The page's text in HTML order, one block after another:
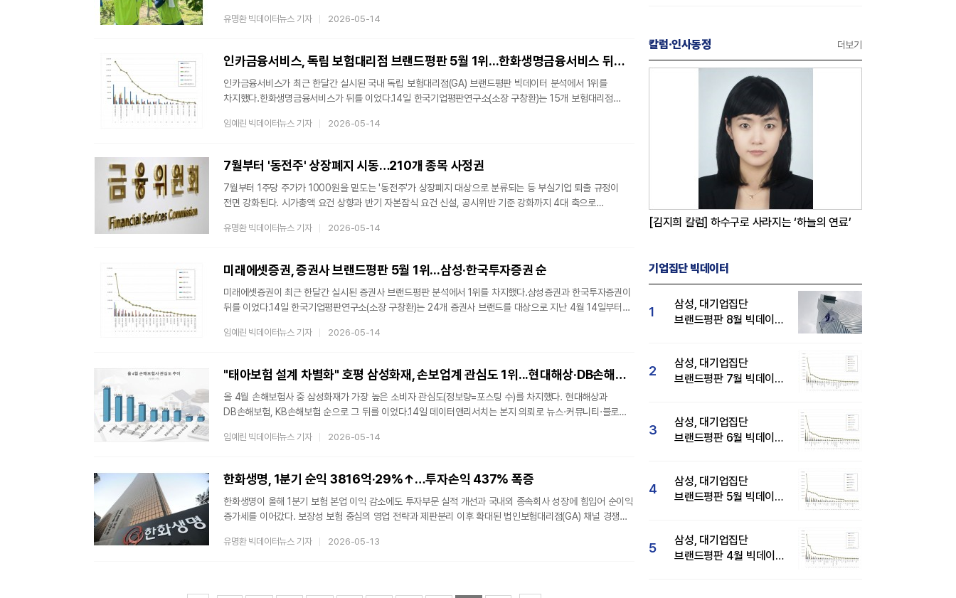
부문 부사장과 NH농협금융지주·계열사 리스크관리 부문 임직원 40여명이 남양주시 와부읍 배 재배 농가에서
직접 대응 차원에서 마련됐다. 고령화 심화와 농자재 물가 상승으로 인력 확보와 비용 부담 모두에 어
유명환 빅데이터뉴스 기자 2026-05-14
인카금융서비스, 독립 보험대리점 브랜드평판 5월 1위...한화생명금융서비스 뒤이어
인카금융서비스가 최근 한달간 실시된 국내 독립 보험대리점(GA) 브랜드평판 빅데이터 분석에서 1위를
차지했다.한화생명금융서비스가 뒤를 이었다.14일 한국기업평판연구소(소장 구창환)는 15개 보험대리점
인카금융서비스가 브랜드평판지수 1,501,143을 기록하며 5월 1위에 올랐다고 밝혔다. 분석에 활용된
브랜드평판 순위는 인카금융서비스, 한화생명금융서비스, 에이플러스에셋, 굿리치, 프라임에셋, 피플라이프,
글로벌금융판매, 한
임예린 빅데이터뉴스 기자 2026-05-14
7월부터 '동전주' 상장폐지 시동…210개 종목 사정권
7월부터 1주당 주가가 1000원을 밑도는 '동전주'가 상장폐지 대상으로 분류되는 등 부실기업 퇴출 규정이
전면 강화된다. 시가총액 요건 상향과 반기 자본잠식 요건 신설, 공시위반 기준 강화까지 4대 축으로
'부실기업 신속·엄정 퇴출을 위한 상장폐지 개혁방안' 시행을 위한 한국거래소 상장규정 개정을 승인했다.
강화 등 4가지 내용을 핵심으로 한다.규정 강화안은 7월 1일부터 시행된다. 상반기 마지막 거래일 직후부터 부
유명환 빅데이터뉴스 기자 2026-05-14
미래에셋증권, 증권사 브랜드평판 5월 1위...삼성·한국투자증권 순
미래에셋증권이 최근 한달간 실시된 증권사 브랜드평판 분석에서 1위를 차지했다.삼성증권과 한국투자증권이
뒤를 이었다.14일 한국기업평판연구소(소장 구창환)는 24개 증권사 브랜드를 대상으로 지난 4월 14일부터
10,587,637을 기록하며 5월 1위에 올랐다고 밝혔다. 분석에 활용된 빅데이터는 지난 4월(58,351,143건)
한국투자증권, NH투자증권, SK증권, KB증권, 신한투자증권, 대신증권, 한화투자증권, 키움증권, 현대차증권,
하나증권, 유
임예린 빅데이터뉴스 기자 2026-05-14
"태아보험 설계 차별화" 호평 삼성화재, 손보업계 관심도 1위...현대해상·DB손해보험 순
올 4월 손해보험사 중 삼성화재가 가장 높은 소비자 관심도(정보량=포스팅 수)를 차지했다. 현대해상과
DB손해보험, KB손해보험 순으로 그 뒤를 이었다.14일 데이터앤리서치는 본지 의뢰로 뉴스·커뮤니티·블로그
대상은 정보량 순으로 △삼성화재 △현대해상 △DB손해보험 △KB손해보험 △NH농협손해보험 △
정보량을 보이며 관심도 1위를 차지했다.올 4월 네이버블로그의 f*********라는 블로거는 "삼성화재는
전통적인 보험주이면서
임예린 빅데이터뉴스 기자 2026-05-14
한화생명, 1분기 순익 3816억·29%↑…투자손익 437% 폭증
한화생명이 올해 1분기 보험 본업 이익 감소에도 투자부문 실적 개선과 국내외 종속회사 성장에 힘입어 순이익
증가세를 이어갔다. 보장성 보험 중심의 영업 전략과 제판분리 이후 확대된 법인보험대리점(GA) 채널 경쟁력,
1분기 연결 기준 당기순이익이 3816억원으로 전년 동기 대비 29% 증가했다고 12일 밝혔다. 같은 기간
유명환 빅데이터뉴스 기자 2026-05-13
칼럼·인사동정 더보기
[김지희 칼럼] 하수구로 사라지는 ‘하늘의 연료’
기업집단 빅데이터
1
삼성, 대기업집단
브랜드평판 8월 빅데이터
2
삼성, 대기업집단
브랜드평판 7월 빅데이터
3
삼성, 대기업집단
브랜드평판 6월 빅데이터
4
삼성, 대기업집단
브랜드평판 5월 빅데이터
5
삼성, 대기업집단
브랜드평판 4월 빅데이터